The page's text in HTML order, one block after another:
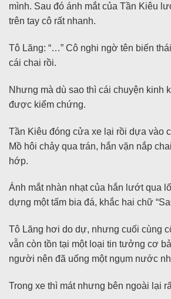
mình. Sau đó ánh mắt của Tần Kiêu
trên tay cô rất nhanh.
Tô Lăng: “…” Cô nghi ngờ tên biến
cái chai rồi.
Nhưng mà dù sao thì cái chuyện kinh
được kiểm chứng.
Tần Kiêu đóng cửa xe lại rồi dựa vào
Mồ hôi chảy qua trán, hắn vặn nắp
hớp.
Ánh mắt nhàn nhạt của hắn lướt qua
dựng một tấm bia đá, khắc hai chữ
Tô Lăng hơi do dự, nhưng cuối cùng
vẫn còn tồn tại một loại tin tưởng cơ
người nên đã uống một ngụm nước
Trong xe thì mát nhưng bên ngoài lại